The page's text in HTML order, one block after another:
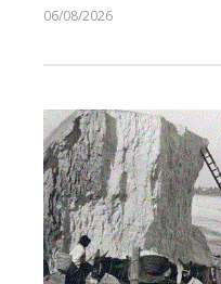
06/08/2026